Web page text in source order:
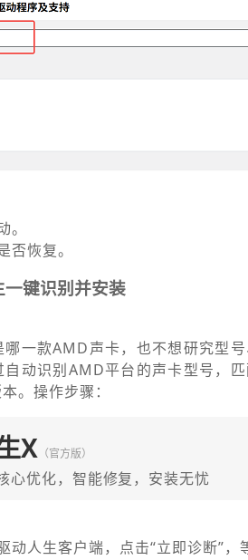
恢复。
键识别并安装
一款AMD声卡，也不想研究型
动识别AMD平台的声卡型号，
。操作步骤：
X （官方版）
心优化，智能修复，安装无忧
人生客户端，点击“立即诊断”，